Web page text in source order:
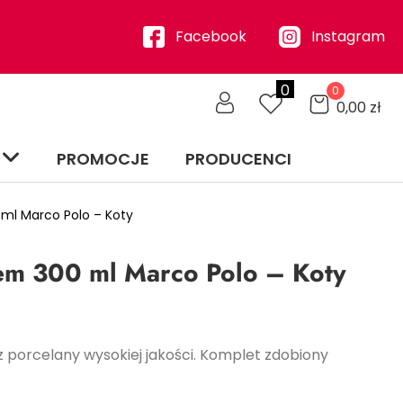
Facebook Instagram
0 0
0,00 zł
PROMOCJE PRODUCENCI
Marco Polo – Koty
300 ml Marco Polo – Koty
porcelany wysokiej jakości. Komplet zdobiony